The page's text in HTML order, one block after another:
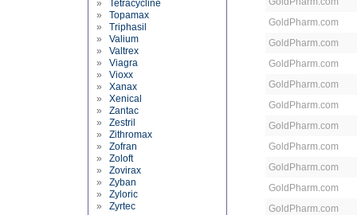
» Tetracycline
» Topamax
» Triphasil
» Valium
» Valtrex
» Viagra
» Vioxx
» Xanax
» Xenical
» Zantac
» Zestril
» Zithromax
» Zofran
» Zoloft
» Zovirax
» Zyban
» Zyloric
» Zyrtec
GoldPharm.com
GoldPharm.com
GoldPharm.com
GoldPharm.com
GoldPharm.com
GoldPharm.com
GoldPharm.com
GoldPharm.com
GoldPharm.com
GoldPharm.com